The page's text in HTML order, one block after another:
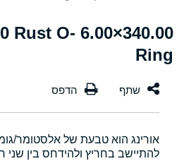
70 Rust O-
Ring
אורינג הוא טבעת של אלסטומר/
להתיישב בחריץ ולהידחס בין שני